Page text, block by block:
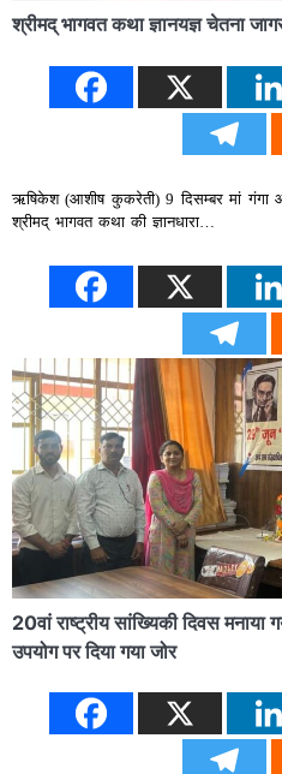
श्रीमद् भागवत कथा ज्ञानयज्ञ चेतना
ऋषिकेश (आशीष कुकरेती) 9 दिसम्बर मां गंगा
श्रीमद् भागवत कथा की ज्ञानधारा…
20वां राष्ट्रीय सांख्यिकी दिवस
उपयोग पर दिया गया जोर